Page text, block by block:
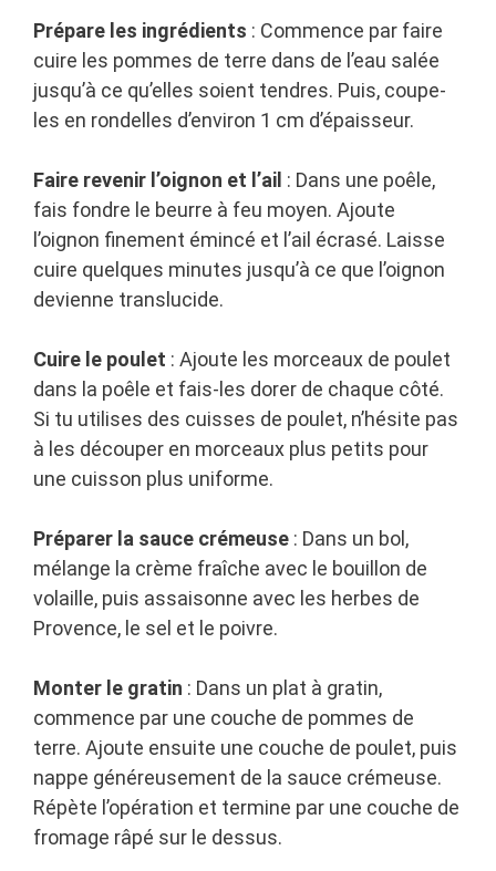
Prépare les ingrédients : Commence par faire
cuire les pommes de terre dans de l’eau salée
jusqu’à ce qu’elles soient tendres. Puis, coupe-
les en rondelles d’environ 1 cm d’épaisseur.
Faire revenir l’oignon et l’ail : Dans une poêle,
fais fondre le beurre à feu moyen. Ajoute
l’oignon finement émincé et l’ail écrasé. Laisse
cuire quelques minutes jusqu’à ce que l’oignon
devienne translucide.
Cuire le poulet : Ajoute les morceaux de poulet
dans la poêle et fais-les dorer de chaque côté.
Si tu utilises des cuisses de poulet, n’hésite pas
à les découper en morceaux plus petits pour
une cuisson plus uniforme.
Préparer la sauce crémeuse : Dans un bol,
mélange la crème fraîche avec le bouillon de
volaille, puis assaisonne avec les herbes de
Provence, le sel et le poivre.
Monter le gratin : Dans un plat à gratin,
commence par une couche de pommes de
terre. Ajoute ensuite une couche de poulet, puis
nappe généreusement de la sauce crémeuse.
Répète l’opération et termine par une couche de
fromage râpé sur le dessus.